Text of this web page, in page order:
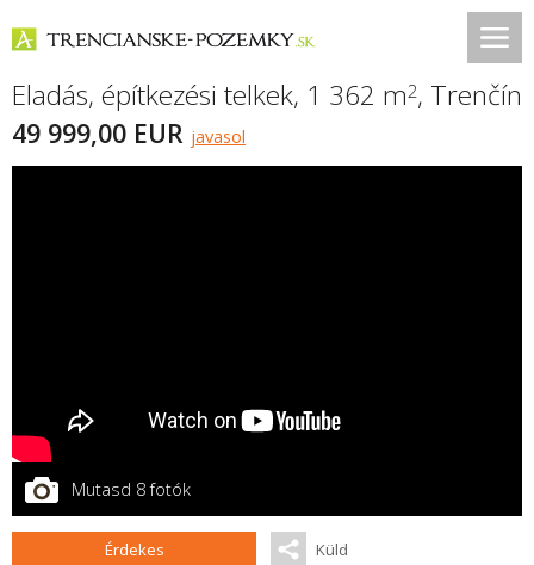
Eladás, építkezési telkek, 1 362 m2, Trenčín
49 999,00 EUR javasol
Mutasd 8 fotók
Érdekes Küld